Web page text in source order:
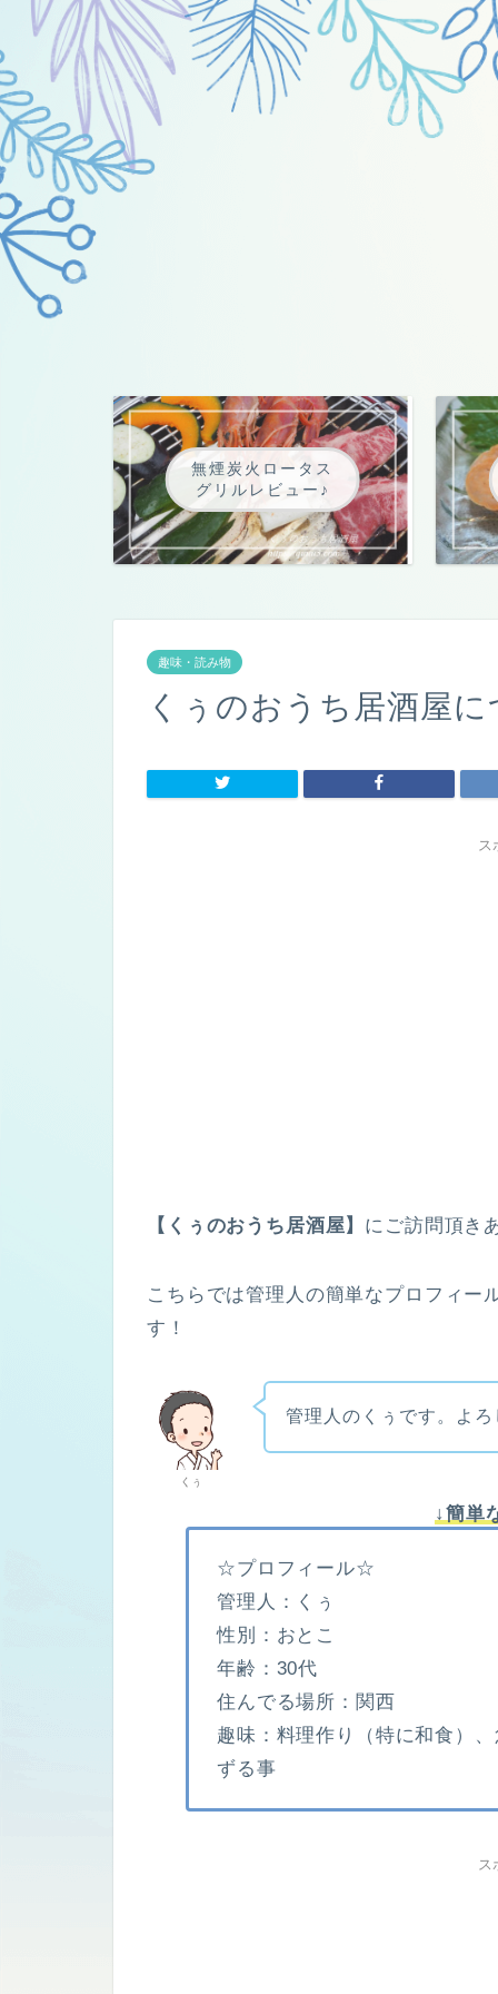
無煙炭火ロータス
グリルレビュー♪
趣味・読み物
くぅのおうち居酒屋
ス
【くぅのおうち居酒屋】 にご訪問頂き
こちらでは管理人の簡単なプロフィー
す！
くぅ
管理人のくぅです。よ
↓簡単
☆プロフィール☆
管理人：くぅ
性別：おとこ
年齢：30代
住んでる場所：関西
趣味：料理作り（特に和食）
ずる事
ス